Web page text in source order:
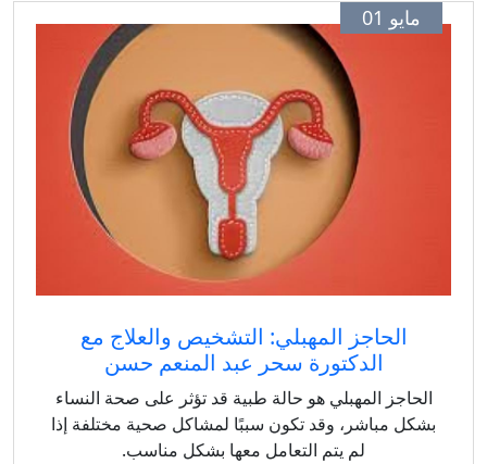
مايو 01
الحاجز المهبلي: التشخيص والعلاج مع
الدكتورة سحر عبد المنعم حسن
الحاجز المهبلي هو حالة طبية قد تؤثر على صحة النساء
بشكل مباشر، وقد تكون سببًا لمشاكل صحية مختلفة إذا
لم يتم التعامل معها بشكل مناسب.